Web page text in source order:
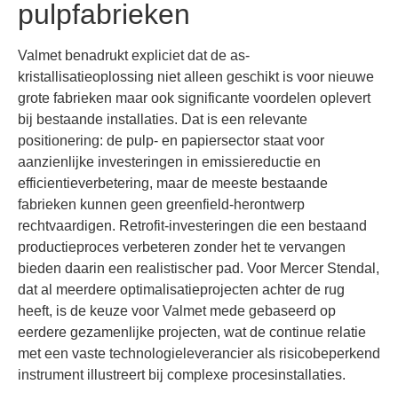
pulpfabrieken
Valmet benadrukt expliciet dat de as-
kristallisatieoplossing niet alleen geschikt is voor nieuwe
grote fabrieken maar ook significante voordelen oplevert
bij bestaande installaties. Dat is een relevante
positionering: de pulp- en papiersector staat voor
aanzienlijke investeringen in emissiereductie en
efficientieverbetering, maar de meeste bestaande
fabrieken kunnen geen greenfield-herontwerp
rechtvaardigen. Retrofit-investeringen die een bestaand
productieproces verbeteren zonder het te vervangen
bieden daarin een realistischer pad. Voor Mercer Stendal,
dat al meerdere optimalisatieprojecten achter de rug
heeft, is de keuze voor Valmet mede gebaseerd op
eerdere gezamenlijke projecten, wat de continue relatie
met een vaste technologieleverancier als risicobeperkend
instrument illustreert bij complexe procesinstallaties.